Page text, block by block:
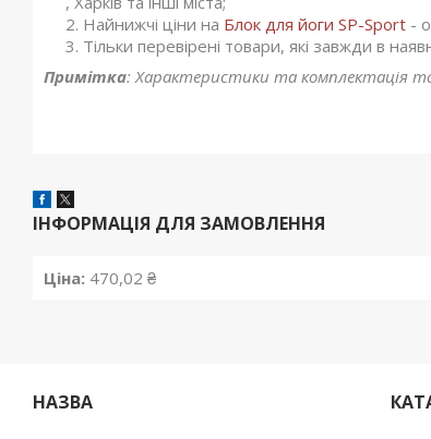
Найнижчі ціни на Блок для йоги SP-Sport -
Тільки перевірені товари, які завжди в
Примітка: Характеристики та комплектація
ІНФОРМАЦІЯ ДЛЯ ЗАМОВЛЕННЯ
Ціна: 470,02 ₴
НАЗВА